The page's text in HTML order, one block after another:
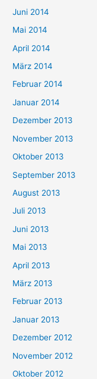
Juni 2014
Mai 2014
April 2014
März 2014
Februar 2014
Januar 2014
Dezember 2013
November 2013
Oktober 2013
September 2013
August 2013
Juli 2013
Juni 2013
Mai 2013
April 2013
März 2013
Februar 2013
Januar 2013
Dezember 2012
November 2012
Oktober 2012